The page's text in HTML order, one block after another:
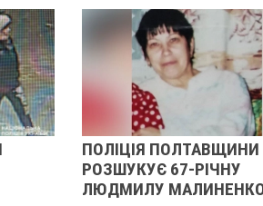
ПОЛІЦІЯ ПОЛТАВЩИНИ
РОЗШУКУЄ 67-РІЧНУ
ЛЮДМИЛУ МАЛИНЕНКО